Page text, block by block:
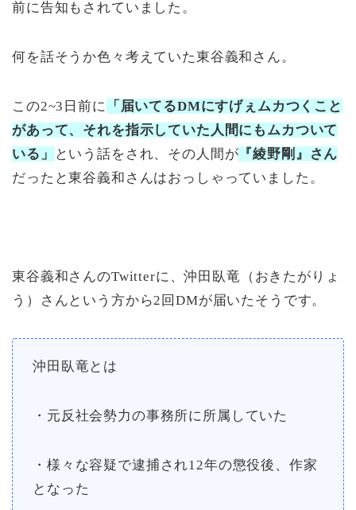
前に告知もされていました。
何を話そうか色々考えていた東谷義和さん。
この2~3日前に 「届いてるDMにすげぇムカつくこと
があって、それを指示していた人間にもムカついて
いる」
という話をされ、その人間が 『綾野剛』さん
だったと東谷義和さんはおっしゃっていました。
東谷義和さんのTwitterに、沖田臥竜（おきたがりょ
う）さんという方から2回DMが届いたそうです。
沖田臥竜とは
・元反社会勢力の事務所に所属していた
・様々な容疑で逮捕され12年の懲役後、作家
となった